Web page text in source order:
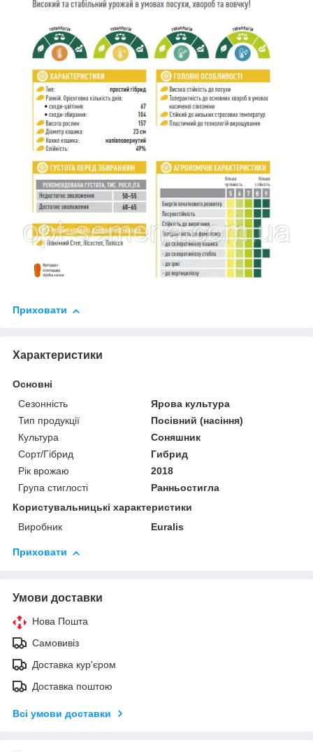
Приховати
Характеристики
Основні
Сезонність
Ярова культура
Тип продукції
Посівний (насіння)
Культура
Соняшник
Сорт/Гібрид
Гибрид
Рік врожаю
2018
Група стиглості
Ранньостигла
Користувальницькі характеристики
Виробник
Euralis
Приховати
Умови доставки
Нова Пошта
Самовивіз
Доставка кур'єром
Доставка поштою
Всі умови доставки